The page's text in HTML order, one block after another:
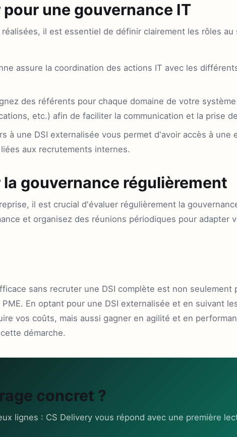
une gouvernance IT
il est essentiel de définir clairement les rôles au
assure la coordination des actions IT avec les
des référents pour chaque domaine de votre
etc.) afin de faciliter la communication et la prise
à une DSI externalisée vous permet d'avoir accès à une
aux recrutements internes.
gouvernance régulièrement
il est crucial d'évaluer régulièrement la
et organisez des réunions périodiques pour adapter
sans recruter une DSI complète est non seulement
En optant pour une DSI externalisée et en suivant
vos coûts, mais aussi gagner en agilité et en
démarche.
concret ?
lignes : CS Delivery vous répond avec une première